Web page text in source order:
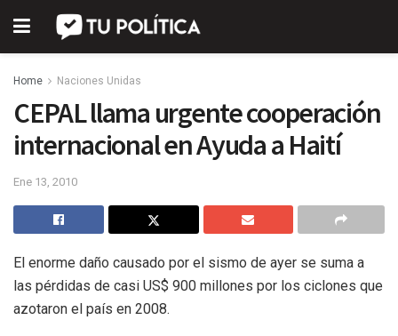
Home Naciones Unidas
CEPAL llama urgente cooperación
internacional en Ayuda a Haití
Ene 13, 2010
El enorme daño causado por el sismo de ayer se suma a
las pérdidas de casi US$ 900 millones por los ciclones que
azotaron el país en 2008.